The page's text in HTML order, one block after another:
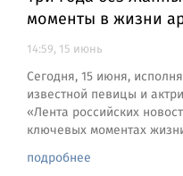
моменты в жизни
14:59, 15 июнь
Сегодня, 15 июня,
известной певицы и
«Лента российских
ключевых моментах
подробнее